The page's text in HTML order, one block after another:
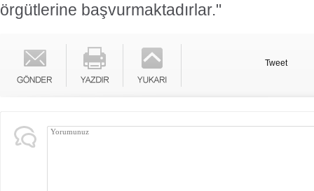
örgütlerine başvurmaktadırlar."
Tweet